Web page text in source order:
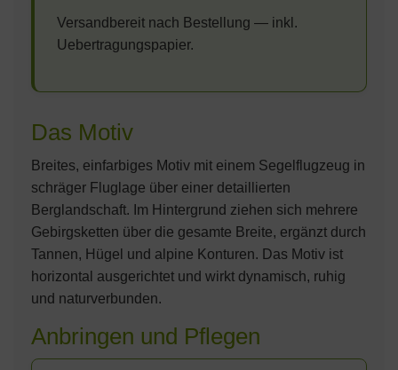
Versandbereit nach Bestellung — inkl.
Uebertragungspapier.
Das Motiv
Breites, einfarbiges Motiv mit einem Segelflugzeug in
schräger Fluglage über einer detaillierten
Berglandschaft. Im Hintergrund ziehen sich mehrere
Gebirgsketten über die gesamte Breite, ergänzt durch
Tannen, Hügel und alpine Konturen. Das Motiv ist
horizontal ausgerichtet und wirkt dynamisch, ruhig
und naturverbunden.
Anbringen und Pflegen